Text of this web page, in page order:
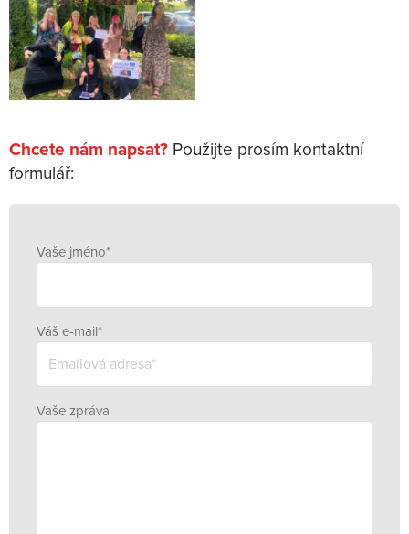
Chcete nám napsat? Použijte prosím kontaktní
formulář:
Vaše jméno*
Váš e-mail*
Vaše zpráva